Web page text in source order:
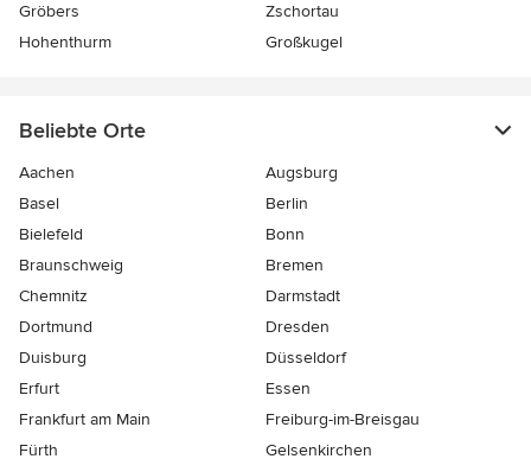
Gröbers
Zschortau
Hohenthurm
Großkugel
Beliebte Orte
Aachen
Augsburg
Basel
Berlin
Bielefeld
Bonn
Braunschweig
Bremen
Chemnitz
Darmstadt
Dortmund
Dresden
Duisburg
Düsseldorf
Erfurt
Essen
Frankfurt am Main
Freiburg-im-Breisgau
Fürth
Gelsenkirchen